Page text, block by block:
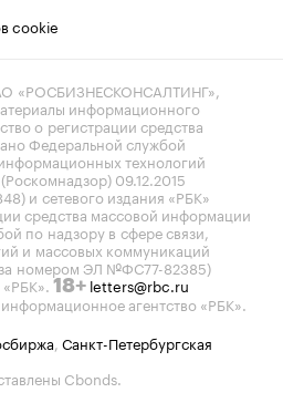
cookie
«РОСБИЗНЕСКОНСАЛТИНГ»,
информационного
о регистрации средства
Федеральной службой
технологий
09.12.2015
и сетевого издания «РБК»
средства массовой информации
по надзору в сфере связи,
и массовых коммуникаций
за номером ЭЛ №ФС77-82385)
18+ letters@rbc.ru
агентство «РБК».
Санкт-Петербургская
Cbonds.